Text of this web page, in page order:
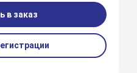
в заказ